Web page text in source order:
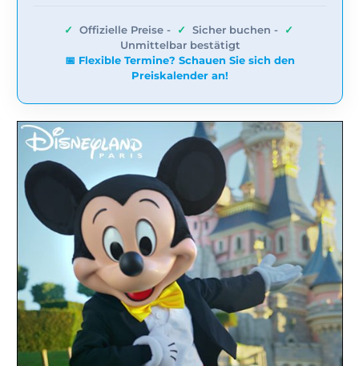
✓ Offizielle Preise - ✓ Sicher buchen -
✓
Unmittelbar bestätigt
📅 Flexible Termine? Schauen Sie sich den
Preiskalender an!